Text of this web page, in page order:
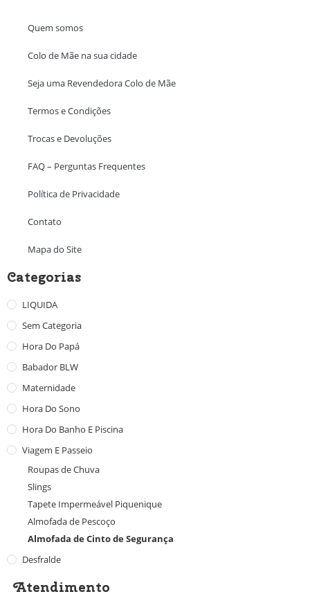
Quem somos
Colo de Mãe na sua cidade
Seja uma Revendedora Colo de Mãe
Termos e Condições
Trocas e Devoluções
FAQ – Perguntas Frequentes
Política de Privacidade
Contato
Mapa do Site
Categorias
LIQUIDA
Sem Categoria
Hora Do Papá
Babador BLW
Maternidade
Hora Do Sono
Hora Do Banho E Piscina
Viagem E Passeio
Roupas de Chuva
Slings
Tapete Impermeável Piquenique
Almofada de Pescoço
Almofada de Cinto de Segurança
Desfralde
Atendimento